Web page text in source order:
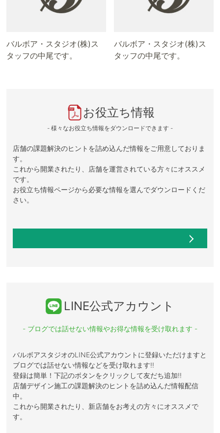
バルボア・スタジオ(株)ス
タッフの中尾です。
バルボア・スタジオ(株)ス
タッフの中尾です。
お役立ち情報
- 様々なお役立ち情報をダウンロードできます -
店舗の課題解決のヒントを詰め込んだ情報をご用意しておりま
す。
これから開業されたり、店舗を運営されている方々にオススメ
です。
お役立ち情報ページから必要な情報を選んでダウンロードくだ
さい。
LINE公式アカウント
- ブログでは話せない情報やお得な情報を受け取れます -
バルボアスタジオのLINE公式アカウントに登録いただけますと
ブログでは話せない情報などを受け取れます!!
登録は簡単！下記のボタンをクリックして友だち追加!!
店舗デザイン施工の課題解決のヒントを詰め込んだ情報配信
中。
これから開業されたり、新店舗をお考えの方々にオススメで
す。